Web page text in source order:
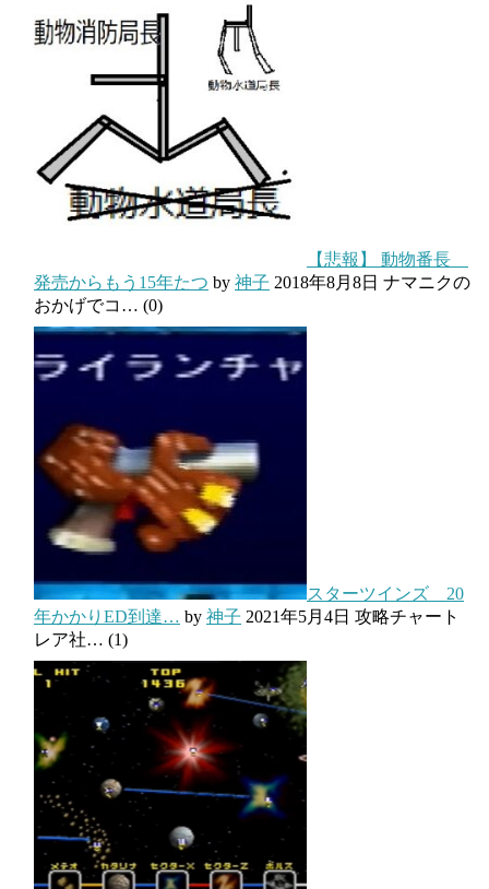
【悲報】 動物番長
発売からもう15年たつ by 神子 2018年8月8日 ナマニクの
おかげでコ… (0)
スターツインズ 20
年かかりED到達… by 神子 2021年5月4日 攻略チャート
レア社… (1)